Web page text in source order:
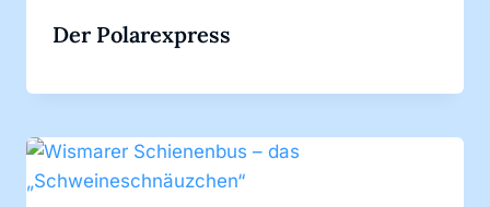
Der Polarexpress